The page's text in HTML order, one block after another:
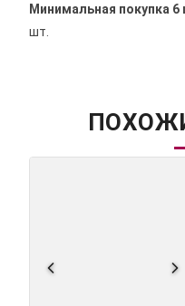
Минимальная покупка 6
шт.